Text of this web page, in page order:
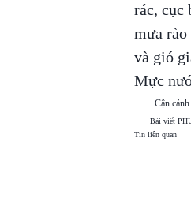
rác, cục
mưa
và gió
Mực
Cận
Bài viết
Tin liên quan